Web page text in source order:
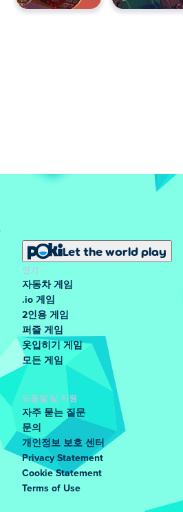
Let the world play
인기
자동차 게임
.io 게임
2인용 게임
퍼즐 게임
옷입히기 게임
모든 게임
도움말 및 지원
자주 묻는 질문
문의
개인정보 보호 센터
Privacy Statement
Cookie Statement
Terms of Use